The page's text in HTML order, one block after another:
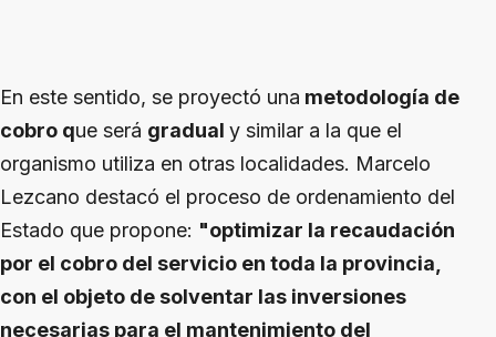
En este sentido, se proyectó una metodología de
cobro que será gradual y similar a la que el
organismo utiliza en otras localidades. Marcelo
Lezcano destacó el proceso de ordenamiento del
Estado que propone: "optimizar la recaudación
por el cobro del servicio en toda la provincia,
con el objeto de solventar las inversiones
necesarias para el mantenimiento del